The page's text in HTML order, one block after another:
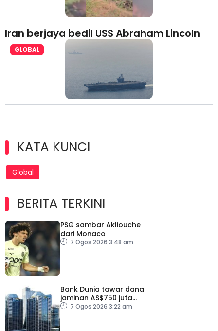
Iran berjaya bedil USS Abraham Lincoln
GLOBAL
KATA KUNCI
Global
BERITA TERKINI
PSG sambar Akliouche
dari Monaco
7 Ogos 2026 3:48 am
Bank Dunia tawar dana
jaminan AS$750 juta
kepada Indonesia bantu
7 Ogos 2026 3:22 am